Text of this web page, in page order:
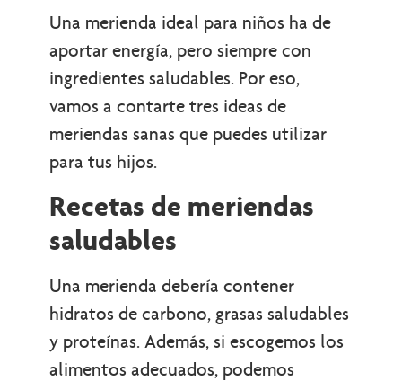
Una merienda ideal para niños ha de
aportar energía, pero siempre con
ingredientes saludables. Por eso,
vamos a contarte tres ideas de
meriendas sanas que puedes utilizar
para tus hijos.
Recetas de meriendas
saludables
Una merienda debería contener
hidratos de carbono, grasas saludables
y proteínas. Además, si escogemos los
alimentos adecuados, podemos